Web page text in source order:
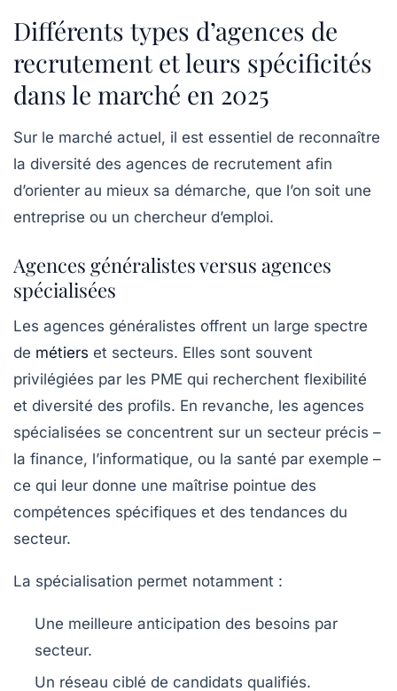
Différents types d’agences de
recrutement et leurs spécificités
dans le marché en 2025
Sur le marché actuel, il est essentiel de reconnaître
la diversité des agences de recrutement afin
d’orienter au mieux sa démarche, que l’on soit une
entreprise ou un chercheur d’emploi.
Agences généralistes versus agences
spécialisées
Les agences généralistes offrent un large spectre
de métiers et secteurs. Elles sont souvent
privilégiées par les PME qui recherchent flexibilité
et diversité des profils. En revanche, les agences
spécialisées se concentrent sur un secteur précis –
la finance, l’informatique, ou la santé par exemple –
ce qui leur donne une maîtrise pointue des
compétences spécifiques et des tendances du
secteur.
La spécialisation permet notamment :
Une meilleure anticipation des besoins par
secteur.
Un réseau ciblé de candidats qualifiés.